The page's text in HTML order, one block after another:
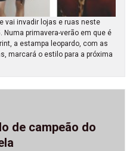
vai invadir lojas e ruas neste
primavera-verão em que é
a estampa leopardo, com as
marcará o estilo para a próxima
de campeão do